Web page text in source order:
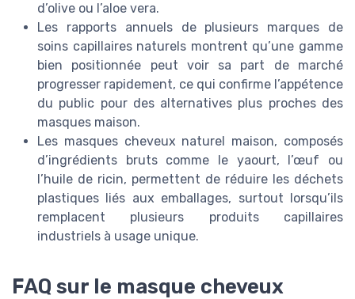
d’olive ou l’aloe vera.
Les rapports annuels de plusieurs marques de
soins capillaires naturels montrent qu’une gamme
bien positionnée peut voir sa part de marché
progresser rapidement, ce qui confirme l’appétence
du public pour des alternatives plus proches des
masques maison.
Les masques cheveux naturel maison, composés
d’ingrédients bruts comme le yaourt, l’œuf ou
l’huile de ricin, permettent de réduire les déchets
plastiques liés aux emballages, surtout lorsqu’ils
remplacent plusieurs produits capillaires
industriels à usage unique.
FAQ sur le masque cheveux